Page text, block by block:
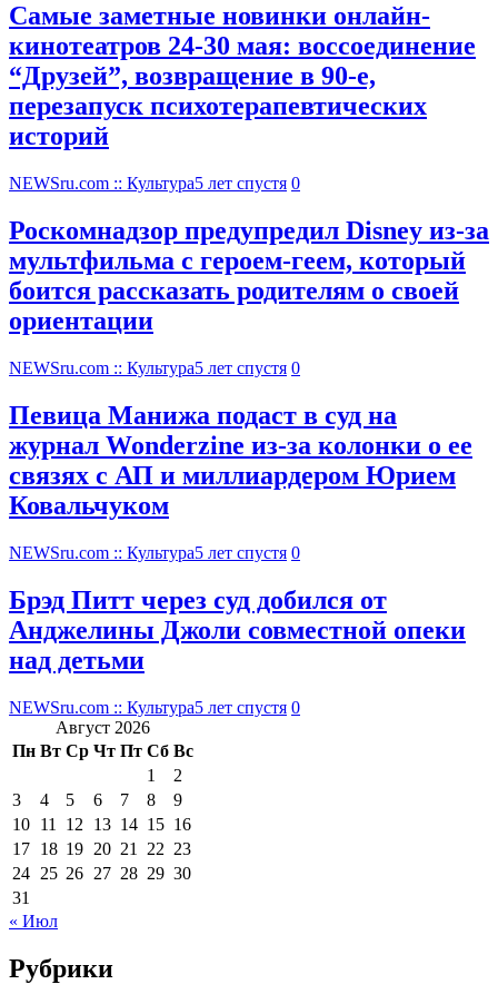
Самые заметные новинки онлайн-
кинотеатров 24-30 мая: воссоединение
“Друзей”, возвращение в 90-е,
перезапуск психотерапевтических
историй
NEWSru.com :: Культура5 лет спустя 0
Роскомнадзор предупредил Disney из-за
мультфильма c героем-геем, который
боится рассказать родителям о своей
ориентации
NEWSru.com :: Культура5 лет спустя 0
Певица Манижа подаст в суд на
журнал Wonderzine из-за колонки о ее
связях с АП и миллиардером Юрием
Ковальчуком
NEWSru.com :: Культура5 лет спустя 0
Брэд Питт через суд добился от
Анджелины Джоли совместной опеки
над детьми
NEWSru.com :: Культура5 лет спустя 0
Август 2026
Пн Вт Ср Чт Пт Сб Вс
1
2
3
4 5 6 7 8
9
10 11 12 13 14 15 16
17 18 19 20 21 22 23
24 25 26 27 28 29 30
31
« Июл
Рубрики